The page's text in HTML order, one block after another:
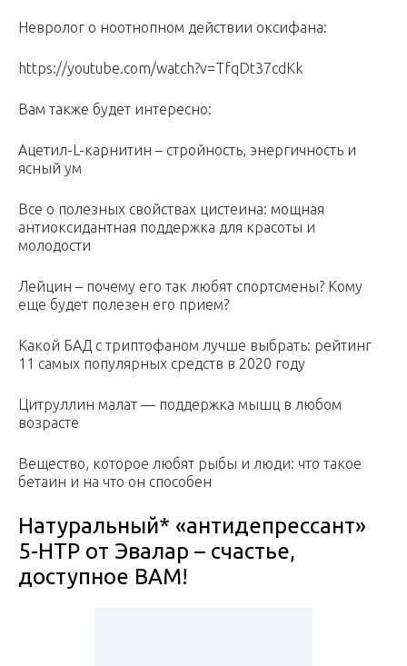
Невролог о ноотнопном действии оксифана:
https://youtube.com/watch?v=TfqDt37cdKk
Вам также будет интересно:
Ацетил-L-карнитин – стройность, энергичность и
ясный ум
Все о полезных свойствах цистеина: мощная
антиоксидантная поддержка для красоты и
молодости
Лейцин – почему его так любят спортсмены? Кому
еще будет полезен его прием?
Какой БАД с триптофаном лучше выбрать: рейтинг
11 самых популярных средств в 2020 году
Цитруллин малат — поддержка мышц в любом
возрасте
Вещество, которое любят рыбы и люди: что такое
бетаин и на что он способен
Натуральный* «антидепрессант»
5-HTP от Эвалар – счастье,
доступное ВАМ!